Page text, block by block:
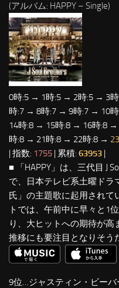
(アルバム: HAPPY – Single)
0時:5 → 1時:5 → 2時:5 → 3
時:7 → 8時:7 → 9時:7 → 10
14時:8 → 15時:8 → 16時:8
時:8 → 21時:8 → 22時:8 →
| 指数: 1755 | 累積: 63953 |
■ 「HAPPY」は、三代目 J
で、日本テレビ系土曜ドラ
氏」の主題歌に起用されて
トでは、午前中に早々と1
り、大ヒットへの期待が高
推移にも要注目となりそう
9位…ジャスティン・ビーバ